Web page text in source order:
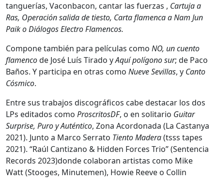
tanguerías, Vaconbacon, cantar las fuerzas , Cartuja a
Ras, Operación salida de tiesto, Carta flamenca a Nam Jun
Paik o Diálogos Electro Flamencos.
Compone también para películas como NO, un cuento
flamencode José Luís Tirado yAquí polígono sur; de Paco
Baños. Y participa en otras como Nueve Sevillas, y Canto
Cósmico.
Entre sus trabajos discográficos cabe destacar los dos
LPs editados como ProscritosDF, o en solitario Guitar
Surprise, Puro y Auténtico, Zona Acordonada (La Castanya
2021). Junto a Marco Serrato Tiento Madera(tsss tapes
2021). “Raúl Cantizano & Hidden Forces Trio” (Sentencia
Records 2023)donde colaboran artistas como Mike
Watt (Stooges, Minutemen), Howie Reeve o Collin